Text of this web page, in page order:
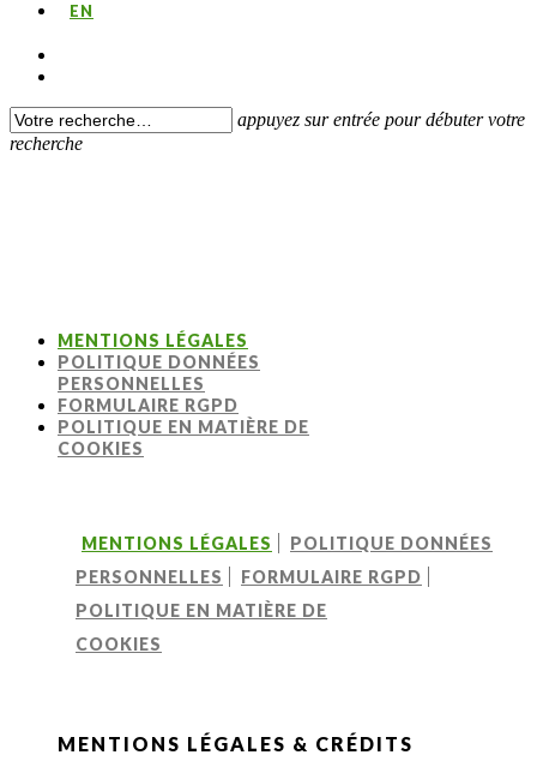
EN
appuyez sur entrée pour débuter votre
recherche
MENTIONS LÉGALES
POLITIQUE DONNÉES
PERSONNELLES
FORMULAIRE RGPD
POLITIQUE EN MATIÈRE DE
COOKIES
MENTIONS LÉGALES
POLITIQUE DONNÉES
PERSONNELLES
FORMULAIRE RGPD
POLITIQUE EN MATIÈRE DE
COOKIES
MENTIONS LÉGALES & CRÉDITS